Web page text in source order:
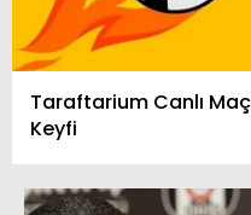
Taraftarium Canlı
Keyfi